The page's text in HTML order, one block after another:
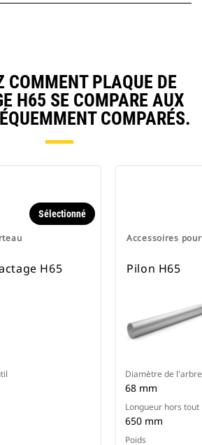
COMMENT PLAQUE DE
H65 SE COMPARE AUX
COMPARÉS.
Sélectionné
H65
Accessoires
Pilon H65
Diamètre de
68 mm
Longueur hors tout
650 mm
Poids